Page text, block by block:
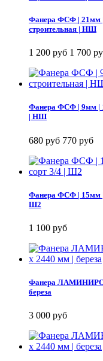
Фанера ФСФ | 21мм |
строительная | НШ
1 200 руб 1 700
Фанера ФСФ | 9мм |
| НШ
680 руб 770 руб
Фанера ФСФ | 15мм |
Ш2
1 100 руб
Фанера
береза
3 000 руб